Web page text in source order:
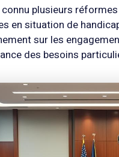
plusieurs
en situation de
sur les
des besoins